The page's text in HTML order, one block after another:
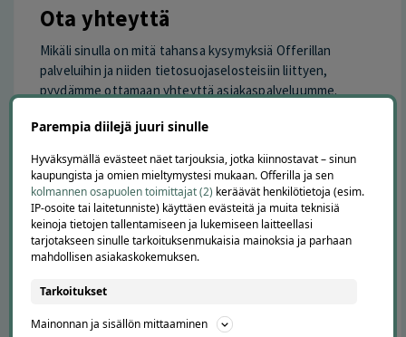
Ota yhteyttä
Mikäli sinulla on mitä tahansa kysymyksiä Offerillan
palveluihin ja niiden tietosuojaselosteisiin liittyen,
pyydämme ottamaan yhteyttä asiakaspalveluumme.
Sähköpostitse:info@offerilla.com
Puhelimitse numerossa:09 4241 4113 (arkisin klo 9–11 ja
klo 12–16)
Chatissa sivun oikeassa alalaidassa arkisinklo 9–11 ja klo
12–16
Tietosuojasta vastaava:
Y-tunnus 2740840-1
Snellmaninkatu 19, 00170 Helsinki
Parempia diilejä juuri sinulle
Hyväksymällä evästeet näet tarjouksia, jotka kiinnostavat – sinun
kaupungista ja omien mieltymystesi mukaan. Offerilla ja sen
kolmannen osapuolen toimittajat (2) keräävät henkilötietoja (esim.
IP-osoite tai laitetunniste) käyttäen evästeitä ja muita teknisiä
keinoja tietojen tallentamiseen ja lukemiseen laitteellasi
tarjotakseen sinulle tarkoituksenmukaisia mainoksia ja parhaan
mahdollisen asiakaskokemuksen.
Tarkoitukset
Mainonnan ja sisällön mittaaminen